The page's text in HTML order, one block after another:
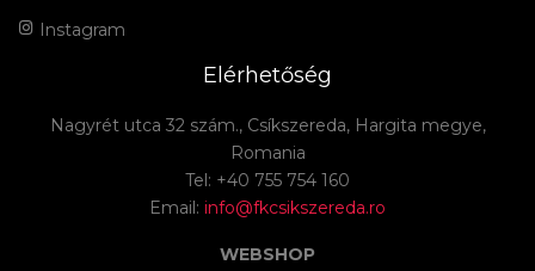
Instagram
Elérhetőség
Nagyrét utca 32 szám., Csíkszereda, Hargita megye,
Romania
Tel: +40 755 754 160
Email: info@fkcsikszereda.ro
WEBSHOP